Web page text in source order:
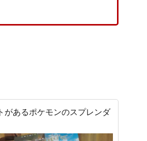
があるポケモンのスプレンダ